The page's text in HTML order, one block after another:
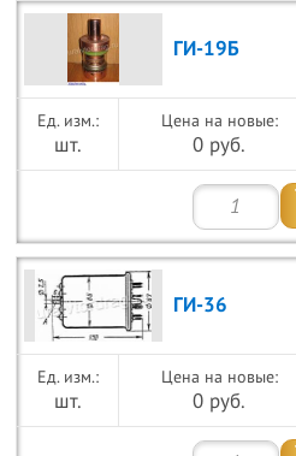
ГИ-19Б
шт.
Цена на новые:
0 руб.
ГИ-36
шт.
Цена на новые:
0 руб.